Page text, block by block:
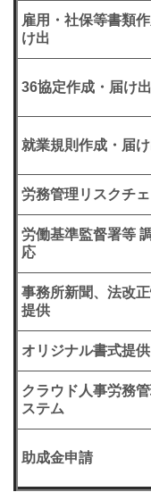
雇用・社保等書類
け出
36協定作成・届け出
就業規則作成・届
労務管理リスクチ
労働基準監督署等
応
事務所新聞、法改
提供
オリジナル書式提供
クラウド人事労務
ステム
助成金申請